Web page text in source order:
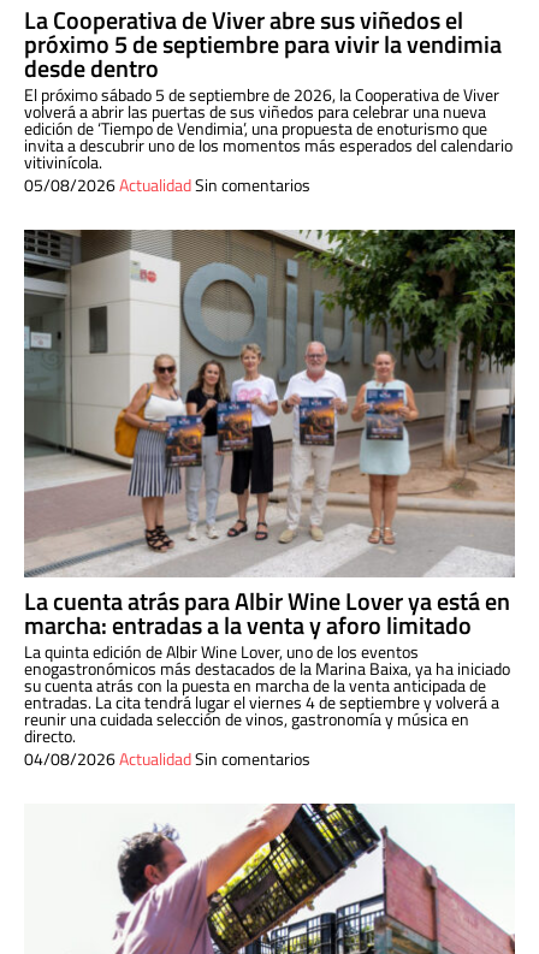
La Cooperativa de Viver abre sus viñedos el
próximo 5 de septiembre para vivir la vendimia
desde dentro
El próximo sábado 5 de septiembre de 2026, la Cooperativa de Viver
volverá a abrir las puertas de sus viñedos para celebrar una nueva
edición de ‘Tiempo de Vendimia’, una propuesta de enoturismo que
invita a descubrir uno de los momentos más esperados del calendario
vitivinícola.
05/08/2026ActualidadSin comentarios
La cuenta atrás para Albir Wine Lover ya está en
marcha: entradas a la venta y aforo limitado
La quinta edición de Albir Wine Lover, uno de los eventos
enogastronómicos más destacados de la Marina Baixa, ya ha iniciado
su cuenta atrás con la puesta en marcha de la venta anticipada de
entradas. La cita tendrá lugar el viernes 4 de septiembre y volverá a
reunir una cuidada selección de vinos, gastronomía y música en
directo.
04/08/2026ActualidadSin comentarios